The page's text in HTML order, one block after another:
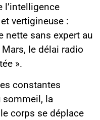
l’intelligence
vertigineuse :
nette sans expert au
le délai radio
».
constantes
sommeil, la
corps se déplace